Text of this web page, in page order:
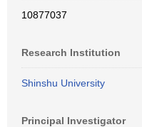
10877037
Research Institution
Shinshu University
Principal Investigator